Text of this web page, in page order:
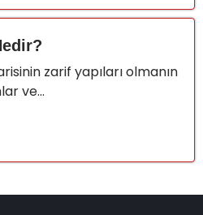
zarif yapıları olmanın
ve...